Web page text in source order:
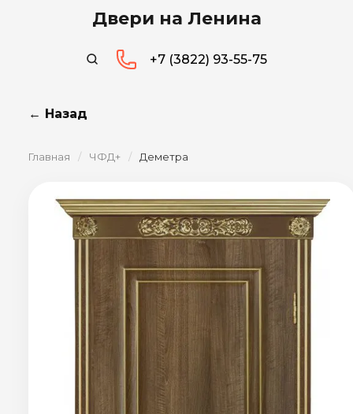
Двери на Ленина
+7 (3822) 93-55-75
← Назад
Главная / ЧФД+ / Деметра